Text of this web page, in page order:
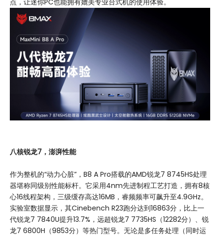
点，让迷你PC也能拥有媲美专业台式机的使用体验。
八核锐龙7 ， 澎湃性能
作为整机的“动力心脏”，B8 A Pro搭载的AMD锐龙7 8745HS处理
器堪称同级别性能标杆。它采用4nm先进制程工艺打造，拥有8核
心16线程架构，三级缓存高达16MB，睿频频率可飙升至4.9GHz。
实验室数据显示，其Cinebench R23跑分达到16863分，比上一
代锐龙7 7840U提升13.7%，远超锐龙7 7735HS（12282分）、锐
龙7 6800H（9853分）等热门型号。无论是多任务处理（同时运